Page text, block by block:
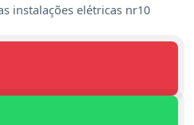
instalações elétricas nr10